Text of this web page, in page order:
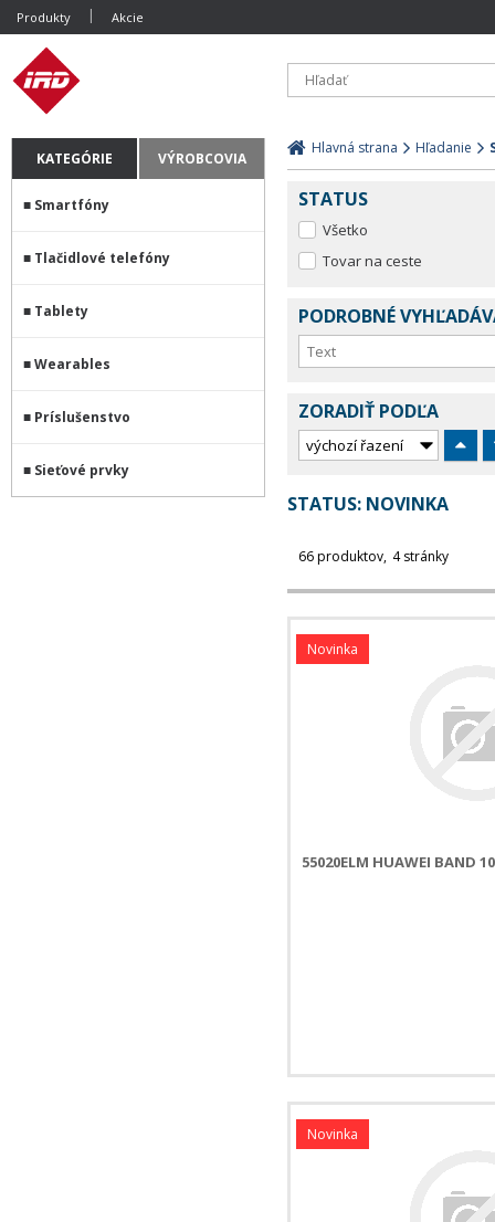
Produkty Akcie
KATEGÓRIE VÝROBCOVIA
Smartfóny
Tlačidlové telefóny
Tablety
Wearables
Príslušenstvo
Sieťové prvky
Hlavná strana Hľadanie
STATUS
Všetko
Tovar na ceste
PODROBNÉ
ZORADIŤ PODĽA
STATUS: NOVINKA
66 produktov 4 stránky
55020ELM HUAWEI BAND
Novinka
Novinka